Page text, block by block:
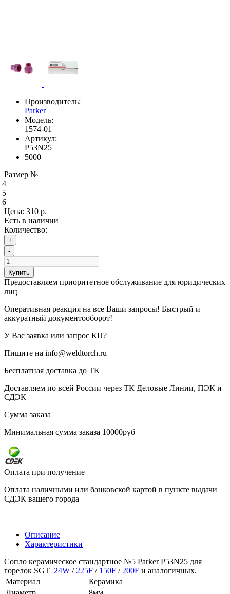
Производитель:
Parker
Модель:
1574-01
Артикул:
P53N25
5000
Размер №
4
5
6
Цена: 310 р.
Есть в наличии
Количество:
+
-
Купить
Предоставляем приоритетное обслуживание для юридических
лиц
Оперативная реакция на все Ваши запросы! Быстрый и
аккуратный документооборот!
У Вас заявка или запрос КП?
Пишите на info@weldtorch.ru
Бесплатная доставка до ТК
Доставляем по всей России через ТК Деловые Линии, ПЭК и
СДЭК
Сумма заказа
Минимальная сумма заказа 10000руб
Оплата при получение
Оплата наличными или банковской картой в пункте выдачи
СДЭК вашего города
Описание
Характеристики
Сопло керамическое стандартное №5 Parker P53N25 для
горелок SGT 24W /225F / 150F /200F и аналогичных.
Материал
Керамика